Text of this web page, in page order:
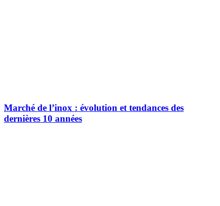
Marché de l’inox : évolution et tendances des
dernières 10 années